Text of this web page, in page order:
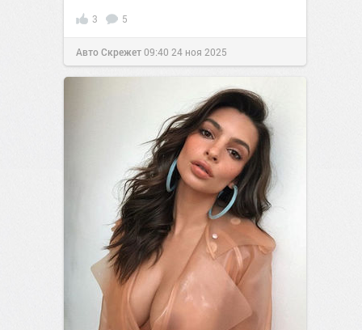
3 5
Авто Скрежет09:40 24 ноя 2025